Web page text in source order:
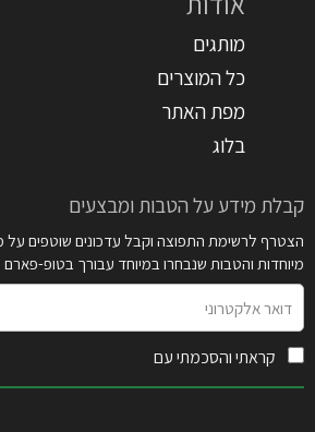
מותגים
כל המוצרים
מפת האתר
בלוג
קבלת מידע על הטבות ומבצעים
הצטרף לרשימת התפוצה וקבל עדכונים שוטפים על
מיוחדות והטבות שנבחרו במיוחד עבורך בטופ-פארם
אלקטרוני
קראתי והסכמתי עם